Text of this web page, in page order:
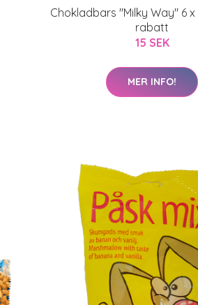
Chokladbars "Milky Way" 6 x
rabatt
15 SEK
MER INFO!